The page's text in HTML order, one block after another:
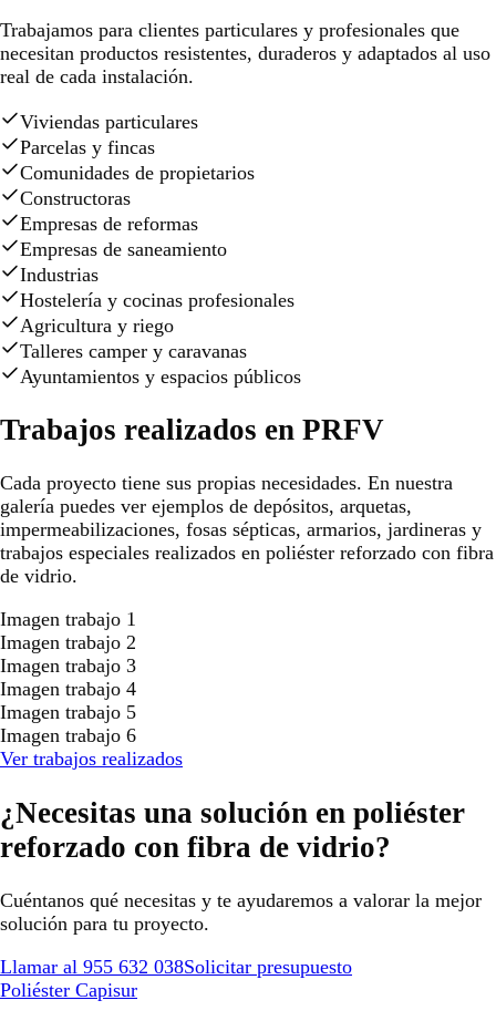
Trabajamos para clientes particulares y profesionales que
necesitan productos resistentes, duraderos y adaptados al uso
real de cada instalación.
Viviendas particulares
Parcelas y fincas
Comunidades de propietarios
Constructoras
Empresas de reformas
Empresas de saneamiento
Industrias
Hostelería y cocinas profesionales
Agricultura y riego
Talleres camper y caravanas
Ayuntamientos y espacios públicos
Trabajos realizados en PRFV
Cada proyecto tiene sus propias necesidades. En nuestra
galería puedes ver ejemplos de depósitos, arquetas,
impermeabilizaciones, fosas sépticas, armarios, jardineras y
trabajos especiales realizados en poliéster reforzado con fibra
de vidrio.
Imagen trabajo 1
Imagen trabajo 2
Imagen trabajo 3
Imagen trabajo 4
Imagen trabajo 5
Imagen trabajo 6
Ver trabajos realizados
¿Necesitas una solución en poliéster
reforzado con fibra de vidrio?
Cuéntanos qué necesitas y te ayudaremos a valorar la mejor
solución para tu proyecto.
Llamar al 955 632 038Solicitar presupuesto
Poliéster Capisur